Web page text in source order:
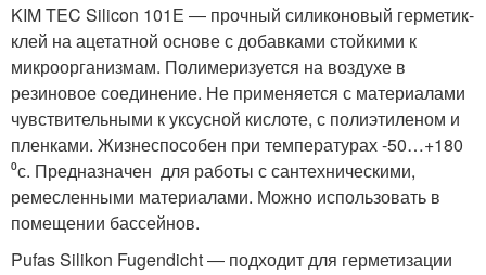
KIM TEC Silicon 101Е ― прочный силиконовый герметик-
клей на ацетатной основе с добавками стойкими к
микроорганизмам. Полимеризуется на воздухе в
резиновое соединение. Не применяется с материалами
чувствительными к уксусной кислоте, с полиэтиленом и
пленками. Жизнеспособен при температурах -50…+180
⁰с. Предназначен для работы с сантехническими,
ремесленными материалами. Можно использовать в
помещении бассейнов.
Pufas Silikon Fugendicht ― подходит для герметизации